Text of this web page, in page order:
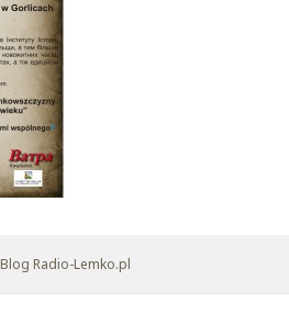
Kategorie
Blog Radio-Lemko.pl